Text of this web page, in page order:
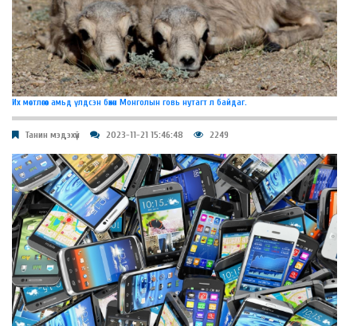
Их мөстлөгөөс амьд үлдсэн бөхөн Монголын говь нутагт л байдаг.
Танин мэдэхүй 2023-11-21 15:46:48 2249